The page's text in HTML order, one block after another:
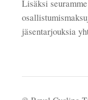
Lisäksi
jäsentarjouksia